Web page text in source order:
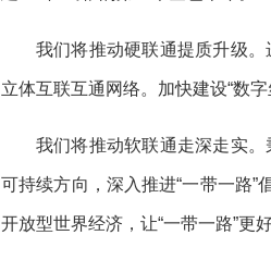
我们将推动硬联通提质升级
立体互联互通网络。加快建设“数
我们将推动软联通走深走实
可持续方向，深入推进“一带一路”
开放型世界经济，让“一带一路”更